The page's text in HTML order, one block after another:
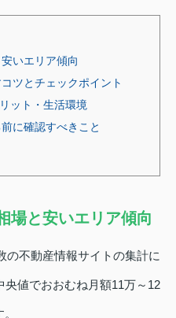
いエリア傾向
ツとチェックポイント
ット・生活環境
に確認すべきこと
場と安いエリア傾向
の不動産情報サイトの集計に
値でおおむね月額11万～12